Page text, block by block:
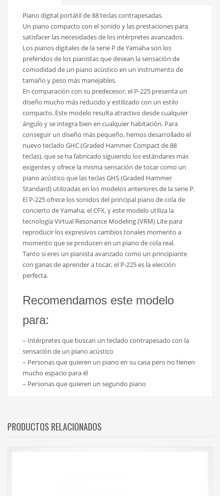
Piano digital portátil de 88 teclas contrapesadas.
Un piano compacto con el sonido y las prestaciones para
satisfacer las necesidades de los intérpretes avanzados.
Los pianos digitales de la serie P de Yamaha son los
preferidos de los pianistas que desean la sensación de
comodidad de un piano acústico en un instrumento de
tamaño y peso más manejables.
En comparación con su predecesor, el P-225 presenta un
diseño mucho más reducido y estilizado con un estilo
compacto. Este modelo resulta atractivo desde cualquier
ángulo y se integra bien en cualquier habitación. Para
conseguir un diseño más pequeño, hemos desarrollado el
nuevo teclado GHC (Graded Hammer Compact de 88
teclas), que se ha fabricado siguiendo los estándares más
exigentes y ofrece la misma sensación de tocar como un
piano acústico que las teclas GHS (Graded Hammer
Standard) utilizadas en los modelos anteriores de la serie P.
El P-225 ofrece los sonidos del principal piano de cola de
concierto de Yamaha, el CFX, y este modelo utiliza la
tecnología Virtual Resonance Modeling (VRM) Lite para
reproducir los expresivos cambios tonales momento a
momento que se producen en un piano de cola real.
Tanto si eres un pianista avanzado como un principiante
con ganas de aprender a tocar, el P-225 es la elección
perfecta.
Recomendamos este modelo
para:
– Intérpretes que buscan un teclado contrapesado con la
sensación de un piano acústico
– Personas que quieren un piano en su casa pero no tienen
mucho espacio para él
– Personas que quieren un segundo piano
PRODUCTOS RELACIONADOS